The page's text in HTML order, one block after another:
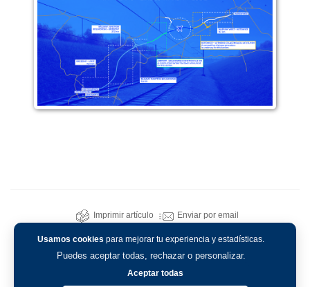
Usamos cookies para mejorar tu experiencia y estadísticas.
Puedes aceptar todas, rechazar o personalizar.
Aceptar todas
Imprimir artículo Enviar por email